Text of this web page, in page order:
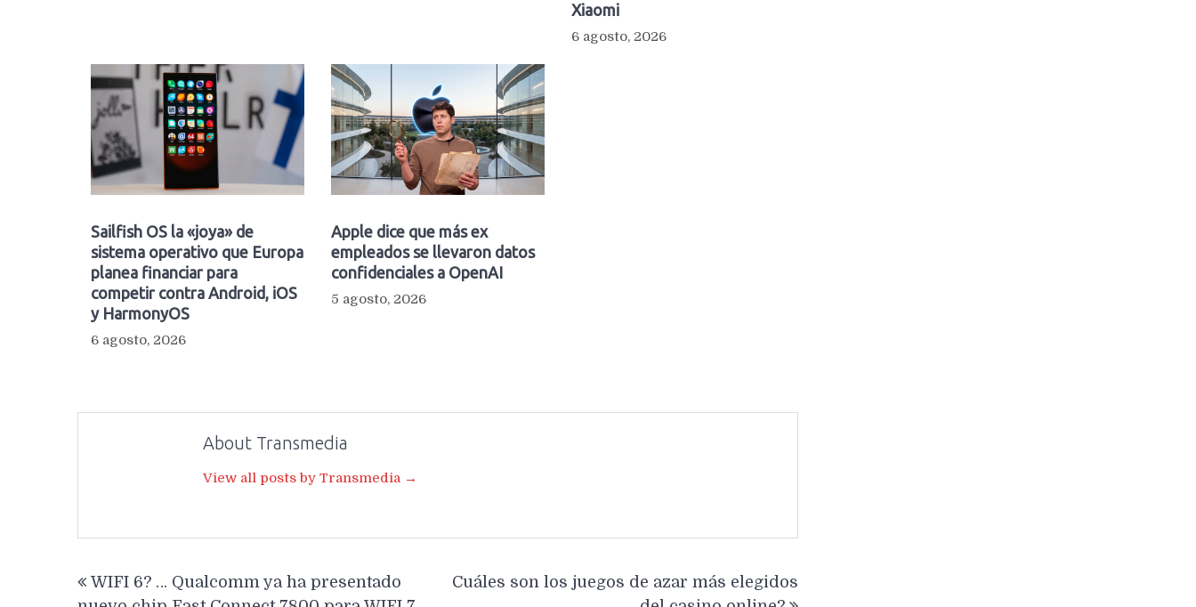
Xiaomi
6 agosto, 2026
Sailfish OS la «joya» de
sistema operativo que Europa
planea financiar para
competir contra Android, iOS
y HarmonyOS
6 agosto, 2026
Apple dice que más ex
empleados se llevaron datos
confidenciales a OpenAI
5 agosto, 2026
About Transmedia
View all posts by Transmedia →
WIFI 6? … Qualcomm ya ha presentado
Cuáles son los juegos de azar más elegidos